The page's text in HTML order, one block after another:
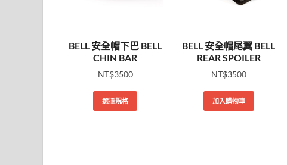
BELL 安全帽下巴 BELL
CHIN BAR
NT$3500
選擇規格
BELL 安全帽尾翼 BELL
REAR SPOILER
NT$3500
加入購物車